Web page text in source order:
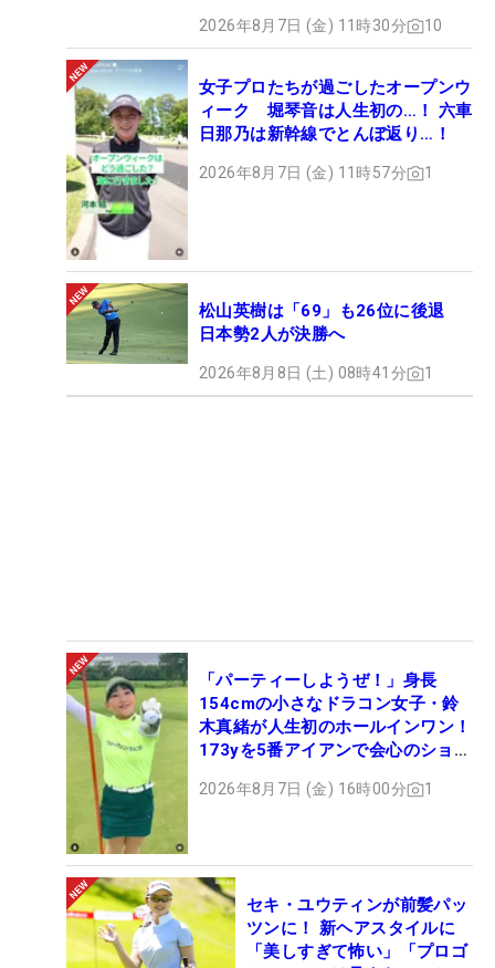
2026年8月7日 (金) 11時30分 10
女子プロたちが過ごしたオープンウ
ィーク 堀琴音は人生初の…！ 六車
日那乃は新幹線でとんぼ返り…！
2026年8月7日 (金) 11時57分 1
松山英樹は「69」も26位に後退
日本勢2人が決勝へ
2026年8月8日 (土) 08時41分 1
「パーティーしようぜ！」身長
154cmの小さなドラコン女子・鈴
木真緒が人生初のホールインワン！
173yを5番アイアンで会心のショッ
2026年8月7日 (金) 16時00分 1
セキ・ユウティンが前髪パッ
ツンに！ 新ヘアスタイルに
「美しすぎて怖い」「プロゴ